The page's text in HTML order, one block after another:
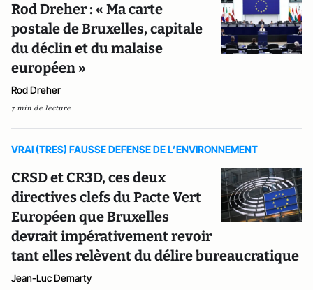
Rod Dreher : « Ma carte
postale de Bruxelles, capitale
du déclin et du malaise
européen »
Rod Dreher
7 min de lecture
VRAI (TRES) FAUSSE DEFENSE DE L’ENVIRONNEMENT
CRSD et CR3D, ces deux
directives clefs du Pacte Vert
Européen que Bruxelles
devrait impérativement revoir
tant elles relèvent du délire bureaucratique
Jean-Luc Demarty